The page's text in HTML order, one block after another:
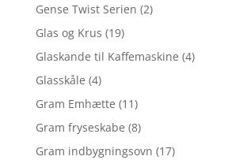
Gense Twist Serien (2)
Glas og Krus (19)
Glaskande til Kaffemaskine (4)
Glasskåle (4)
Gram Emhætte (11)
Gram fryseskabe (8)
Gram indbygningsovn (17)